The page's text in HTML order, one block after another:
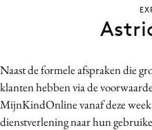
Contentmarketing
Craft
Customer Experience
Naast de formele afspraken die
klanten hebben via de
MijnKindOnline vanaf deze
dienstverlening naar hun